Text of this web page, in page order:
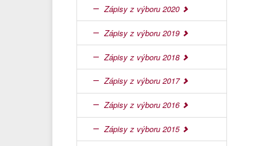
Zápisy z výboru 2020
Zápisy z výboru 2019
Zápisy z výboru 2018
Zápisy z výboru 2017
Zápisy z výboru 2016
Zápisy z výboru 2015